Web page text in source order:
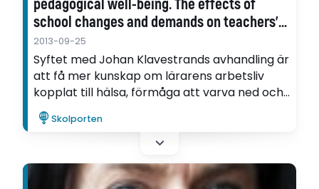
pedagogical well-being. The effects of
school changes and demands on teachers’
health, job satisfaction, efficacy and work
ability
2013-09-25
Syftet med Johan Klavestrands avhandling är
att få mer kunskap om lärarens arbetsliv
kopplat till hälsa, förmåga att varva ned och
ta igen, arbetsglädje, effektivitet och
arbetsförmåga.
Skolporten